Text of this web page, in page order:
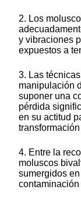
2. Los
y vibraciones
expuestos a
3. Las
manipulación
suponer una
pérdida
en su actitud
4. Entre la
moluscos
sumergidos